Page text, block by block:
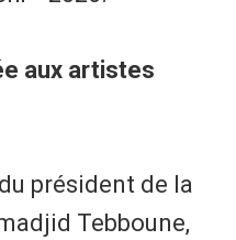
aux artistes
président de la
Tebboune,